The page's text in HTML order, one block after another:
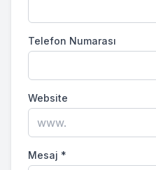
Telefon Numarası
Website
Mesaj *